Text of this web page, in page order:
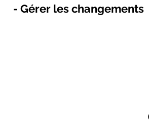
- Gérer les changements